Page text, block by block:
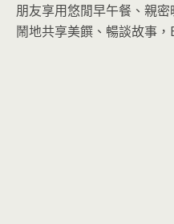
朋友享用悠閒早午餐、親
鬧地共享美饌、暢談故事